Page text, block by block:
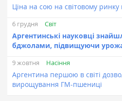
Ціна на сою на світовому
6 грудня Світ
Аргентинські науковці
бджолами, підвищуючи
9 жовтня Насіння
Аргентина першою в світі
вирощування ГМ-пшениці